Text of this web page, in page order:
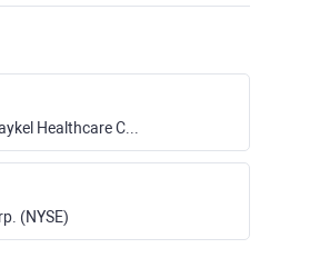
Corporation Ltd (ASX)
(NYSE)